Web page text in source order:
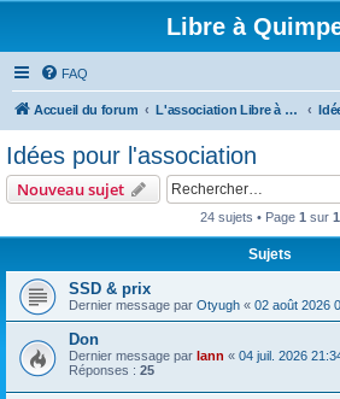
Libre à
FAQ
Accueil du forum L'association Libre à Quimperlé
Idées pour l'association
Nouveau sujet
24 sujets • Page 1 sur 1
Sujets
SSD & prix
Dernier message par Otyugh « 02 août 2026
Don
Dernier message par lann « 04 juil. 2026
Réponses : 25